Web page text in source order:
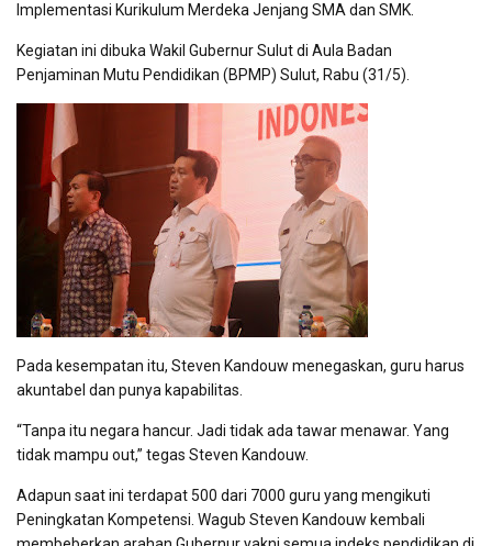
Implementasi Kurikulum Merdeka Jenjang SMA dan SMK.
Kegiatan ini dibuka Wakil Gubernur Sulut di Aula Badan
Penjaminan Mutu Pendidikan (BPMP) Sulut, Rabu (31/5).
Pada kesempatan itu, Steven Kandouw menegaskan, guru harus
akuntabel dan punya kapabilitas.
“Tanpa itu negara hancur. Jadi tidak ada tawar menawar. Yang
tidak mampu out,” tegas Steven Kandouw.
Adapun saat ini terdapat 500 dari 7000 guru yang mengikuti
Peningkatan Kompetensi. Wagub Steven Kandouw kembali